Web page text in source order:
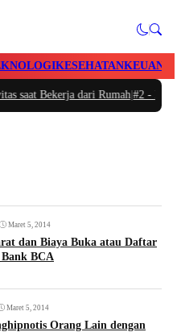
KESEHATAN
saat Bekerja dari Rumah|#2 -
Maret 5, 2014
dan Biaya Buka atau Daftar
BCA
Maret 5, 2014
Orang Lain dengan